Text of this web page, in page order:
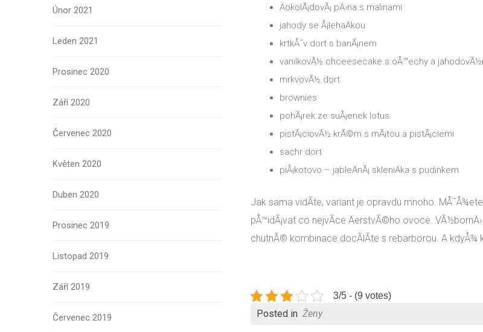
Únor 2021
Leden 2021
Prosinec 2020
Září 2020
Červenec 2020
Květen 2020
Duben 2020
Prosinec 2019
Listopad 2019
Září 2019
Červenec 2019
ÄokolÃ¡dovÃ¡ pÄ›na s malinami
jahody se Å¡lehaÄkou
krtkÅ¯v dort s banÃ¡nem
vanilkovÃ½ chceesecake s oÅ™echy a
mrkvovÃ½ dort
brownies
pohÃ¡rek ze suÅ¡enek lotus
pistÃ¡ciovÃ½ krÃ©m s mÃ¡tou a pistÃ¡ciemi
sachr dort
piÅ¡kotovo – jableÄnÃ¡ skleniÄka s pudinkem
Jak sama vidÃ­te, variant je opravdu mnoho.
pÅ™idÃ¡vat co nejvÃ­ce ÄerstvÃ©ho ovoce.
chutnÃ© kombinace docÃ­lÃ­te s rebarborou. A kdyÅ¾
3/5 - (9 votes)
Posted in Ženy